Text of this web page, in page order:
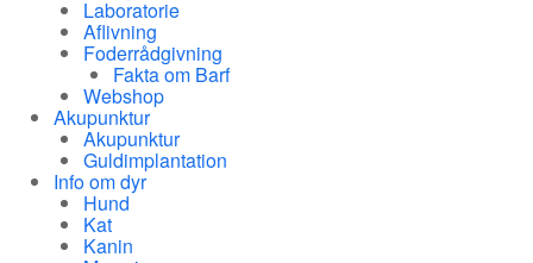
Laboratorie
Aflivning
Foderrådgivning
Fakta om Barf
Webshop
Akupunktur
Akupunktur
Guldimplantation
Info om dyr
Hund
Kat
Kanin